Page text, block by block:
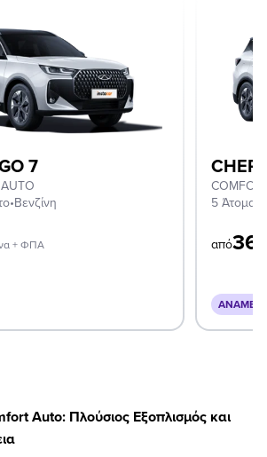
7
•Βενζίνη
+ ΦΠΑ
5 Άτομα
από
Auto: Πλούσιος Εξοπλισμός και